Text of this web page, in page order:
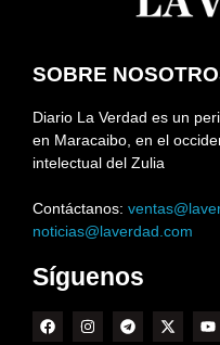
SOBRE
Diario La Verdad es un
en Maracaibo, en el
intelectual del Zulia
Contáctanos:
noticias@laverdad.com
Síguenos